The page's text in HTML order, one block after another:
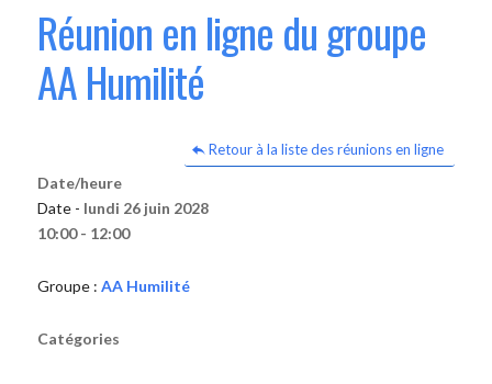
Réunion en ligne du groupe
AA Humilité
Retour à la liste des réunions en ligne
Date/heure
Date - lundi 26 juin 2028
10:00 - 12:00
Groupe : AA Humilité
Catégories